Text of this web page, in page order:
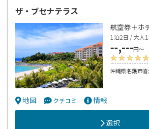
ザ・ブセナテラス
航空券＋ホ
1泊2日 / 大人
--,---円～
沖縄県名護市
地図 クチコミ 情報
選択